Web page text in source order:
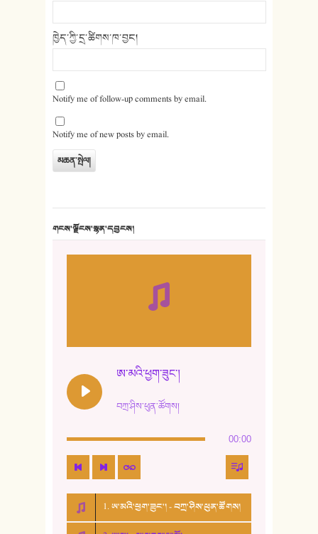
ཁྱེད་ཀྱི་དྲ་ཚིགས་ཁ་བྱང།
Notify me of follow-up comments by email.
Notify me of new posts by email.
གངས་ལྗོངས་སྙན་དབྱངས།
ཨ་མའི་ཕྱག་ཟུང་།
བཀྲ་ཤིས་ཕུན་ཚོགས།
00:00
1. ཨ་མའི་ཕྱག་ཟུང་། - བཀྲ་ཤིས་ཕུན་ཚོགས།